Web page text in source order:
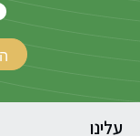
עלינו